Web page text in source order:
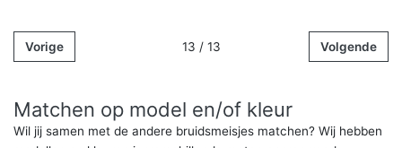
Vorige 13 / 13 Volgende
Matchen op model en/of kleur
Wil jij samen met de andere bruidsmeisjes matchen? Wij hebben